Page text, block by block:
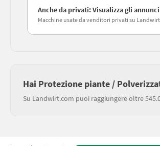
Anche da privati: Visualizza gli
Macchine usate da venditori privati su
Hai Protezione piante /
Su Landwirt.com puoi raggiungere oltre